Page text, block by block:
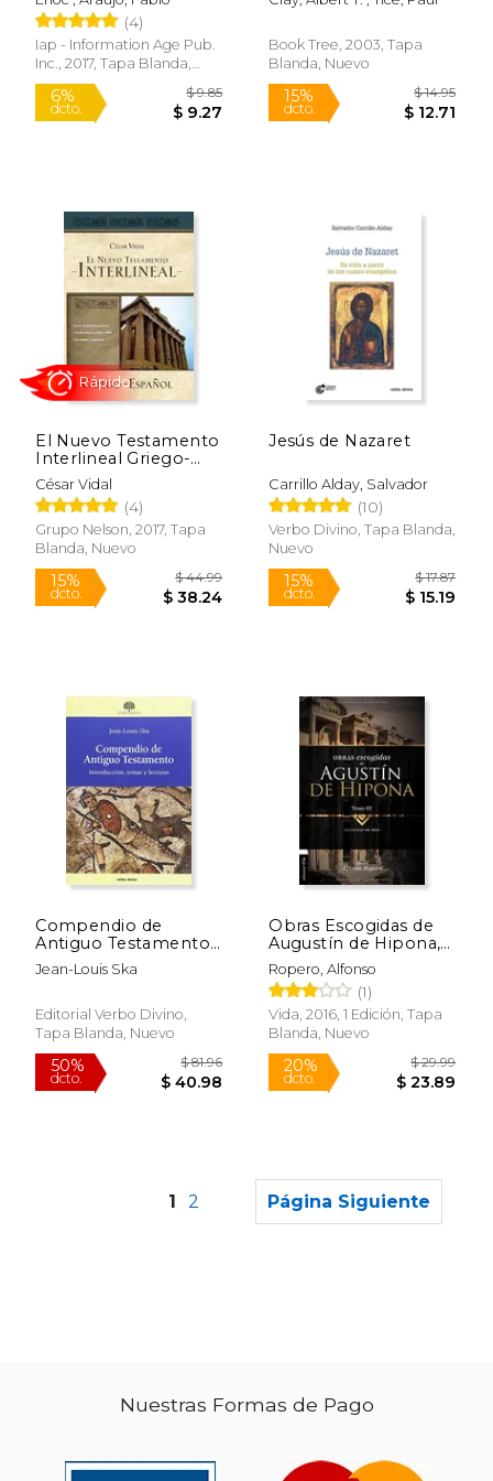
50%
$ 23.19
15%
dcto.
15% 17%
(4)
Iap - Information Age Pub.
Inc., 2017, Tapa Blanda,
Nuevo
Book Tree, 2003, Tapa
Blanda, Nuevo
El Nuevo Testamento
Interlineal Griego-
Español
César Vidal
(4)
Grupo Nelson, 2017, Tapa
Blanda, Nuevo
Jesús de Nazaret
Carrillo Alday, Salvador
(10)
Verbo Divino, Tapa Blanda,
Nuevo
Compendio de
Antiguo Testamento:
Introducción, temas y
lecturas (Estudios
Jean-Louis Ska
Editorial Verbo Divino,
Tapa Blanda, Nuevo
Obras Escogidas de
Augustín de Hipona,
Tomo 3: La Ciudad de
Dios
Ropero, Alfonso
(1)
Vida, 2016, 1 Edición, Tapa
Blanda, Nuevo
1 2 Página Siguiente
Nuestras Formas de Pago